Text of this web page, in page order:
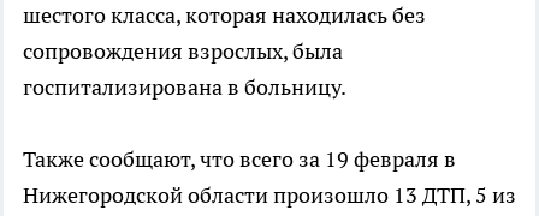
шестого класса, которая находилась без
сопровождения взрослых, была
госпитализирована в больницу.
Также сообщают, что всего за 19 февраля в
Нижегородской области произошло 13 ДТП, 5 из